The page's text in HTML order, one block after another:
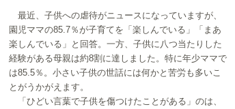
最近、子供への虐待がニュースになっていますが、
園児ママの85.7％が子育てを「楽しんでいる」「まあ
楽しんでいる」と回答。一方、子供に八つ当たりした
経験がある母親は約8割に達しました。特に年少ママで
は85.5％。小さい子供の世話には何かと苦労も多いこ
とがうかがえます。
「ひどい言葉で子供を傷つけたことがある」のは、